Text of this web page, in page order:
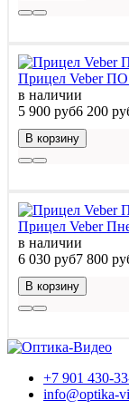
Прицел Veber
в наличии
5 900 руб6 200
В корзину
Прицел Veber
в наличии
6 030 руб7 800
В корзину
+7 901 430-
info@optika-